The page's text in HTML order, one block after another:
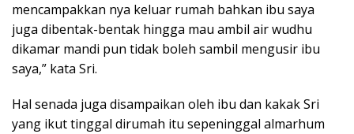
mencampakkan nya keluar rumah bahkan ibu saya
juga dibentak-bentak hingga mau ambil air wudhu
dikamar mandi pun tidak boleh sambil mengusir ibu
saya,” kata Sri.
Hal senada juga disampaikan oleh ibu dan kakak Sri
yang ikut tinggal dirumah itu sepeninggal almarhum